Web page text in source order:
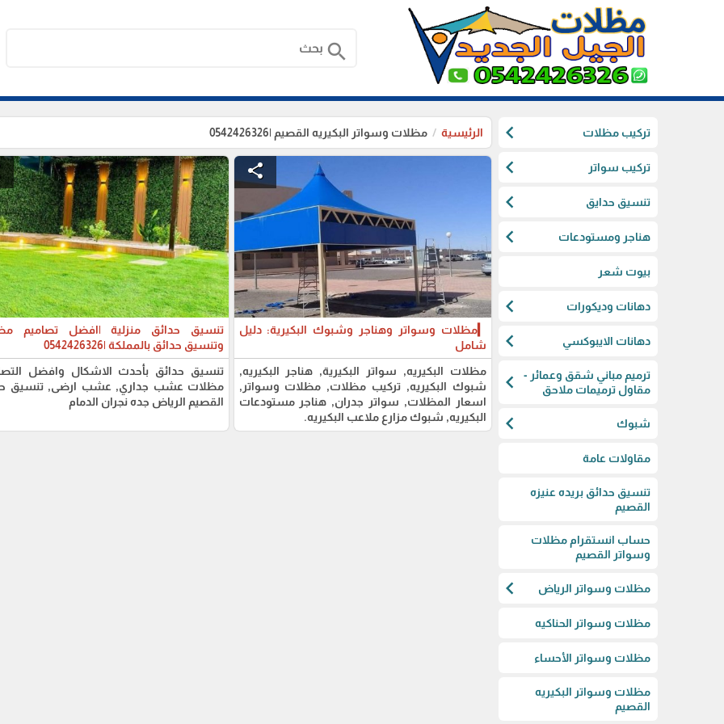
search
تركيب مظلات chevron_left
تركيب سواتر chevron_left
تنسيق حدايق chevron_left
هناجر ومستودعات chevron_left
بيوت شعر
دهانات وديكورات chevron_left
دهانات الايبوكسي chevron_left
ترميم مباني شقق وعمائر -
مقاول ترميمات ملاحق
chevron_left
شبوك chevron_left
مقاولات عامة
تنسيق حدائق بريده عنيزه
القصيم
حساب انستقرام مظلات
وسواتر القصيم
مظلات وسواتر الرياض chevron_left
مظلات وسواتر الحناكيه
مظلات وسواتر الأحساء
مظلات وسواتر البكيريه
القصيم
الرئيسية مظلات وسواتر البكيريه القصيم |0542426326
share
▎مظلات وسواتر وهناجر وشبوك البكيرية: دليل
شامل
مظلات البكيريه, سواتر البكيرية, هناجر البكيريه,
شبوك البكيريه, تركيب مظلات, مظلات وسواتر,
اسعار المظلات, سواتر جدران, هناجر مستودعات
البكيريه, شبوك مزارع ملاعب البكيريه.
تنسيق حدائق منزلية |افضل تصاميم
وتنسيق حدائق بالمملكة |0542426326
تنسيق حدائق بأحدث الاشكال وافضل
مظلات عشب جداري, عشب ارضى, تنسيق
القصيم الرياض جده نجران الدمام